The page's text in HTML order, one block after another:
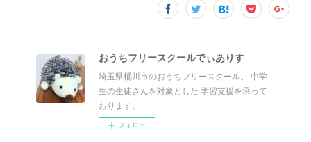
おうちフリースクールでぃありす
埼玉県桶川市のおうちフリースクール。 中学
生の生徒さんを対象とした 学習支援を承って
おります。
フォロー